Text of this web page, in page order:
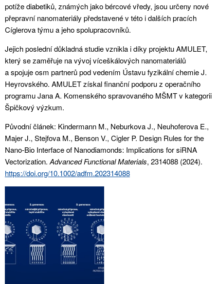
potíže diabetiků, známých jako bércové vředy, jsou určeny nové
přepravní nanomateriály představené v této i dalších pracích
Cíglerova týmu a jeho spolupracovníků.
Jejich poslední důkladná studie vznikla i díky projektu AMULET,
který se zaměřuje na vývoj víceškálových nanomateriálů
a spojuje osm partnerů pod vedením Ústavu fyzikální chemie J.
Heyrovského. AMULET získal finanční podporu z operačního
programu Jana A. Komenského spravovaného MŠMT v kategorii
Špičkový výzkum.
Původní článek: Kindermann M., Neburkova J., Neuhoferova E.,
Majer J., Stejfova M., Benson V., Cigler P. Design Rules for the
Nano-Bio Interface of Nanodiamonds: Implications for siRNA
Vectorization. Advanced Functional Materials, 2314088 (2024).
https://doi.org/10.1002/adfm.202314088